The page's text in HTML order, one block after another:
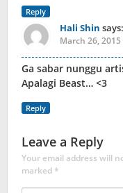
Reply
Hali Shin says:
March 26,
Ga sabar nunggu
Apalagi Beast… <3
Reply
Leave a Reply
Your email address will
marked*